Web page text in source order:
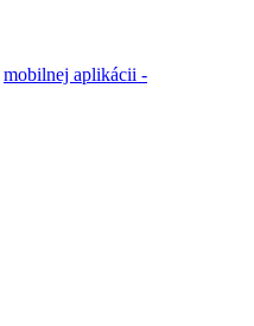
mobilnej aplikácii -